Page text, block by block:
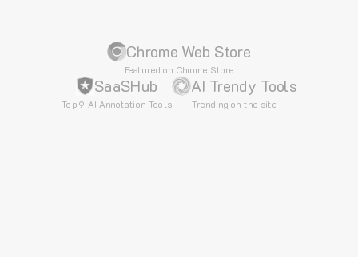
Chrome Web Store
Featured on Chrome Store
SaaSHub
Top 9 AI Annotation Tools
AI Trendy Tools
Trending on the site